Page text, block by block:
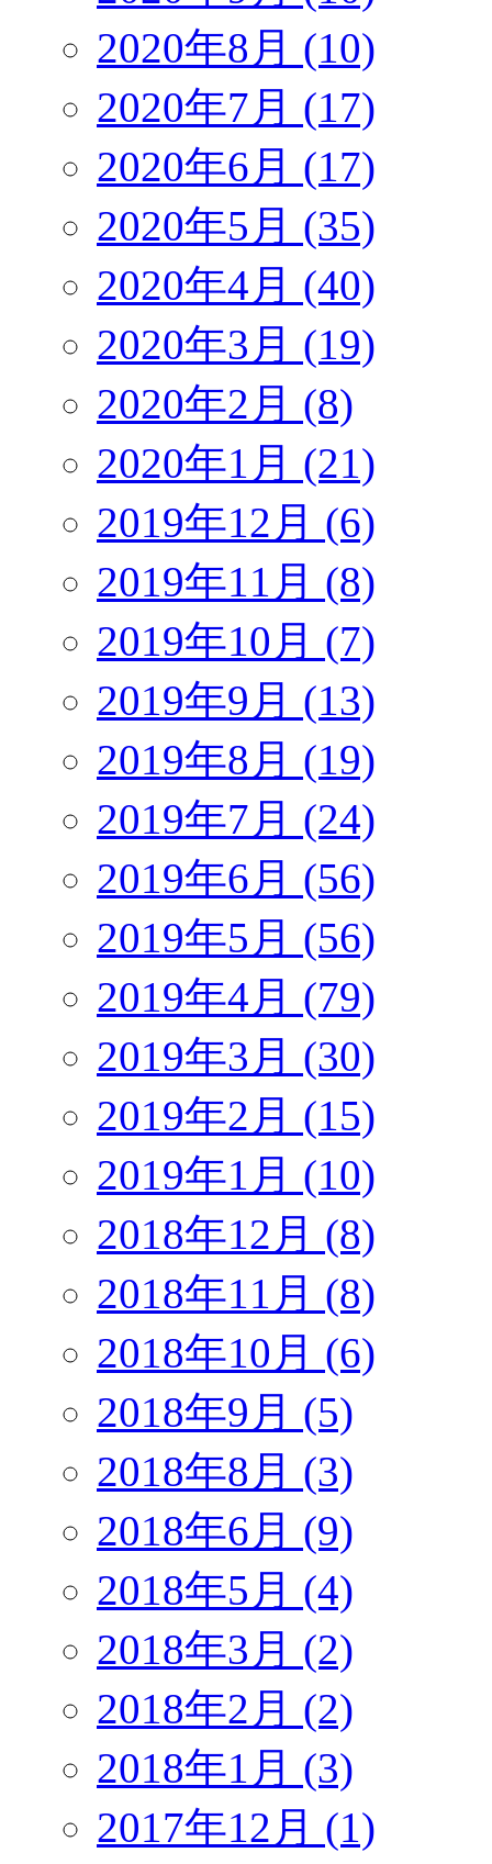
2020年8月 (10)
2020年7月 (17)
2020年6月 (17)
2020年5月 (35)
2020年4月 (40)
2020年3月 (19)
2020年2月 (8)
2020年1月 (21)
2019年12月 (6)
2019年11月 (8)
2019年10月 (7)
2019年9月 (13)
2019年8月 (19)
2019年7月 (24)
2019年6月 (56)
2019年5月 (56)
2019年4月 (79)
2019年3月 (30)
2019年2月 (15)
2019年1月 (10)
2018年12月 (8)
2018年11月 (8)
2018年10月 (6)
2018年9月 (5)
2018年8月 (3)
2018年6月 (9)
2018年5月 (4)
2018年3月 (2)
2018年2月 (2)
2018年1月 (3)
2017年12月 (1)